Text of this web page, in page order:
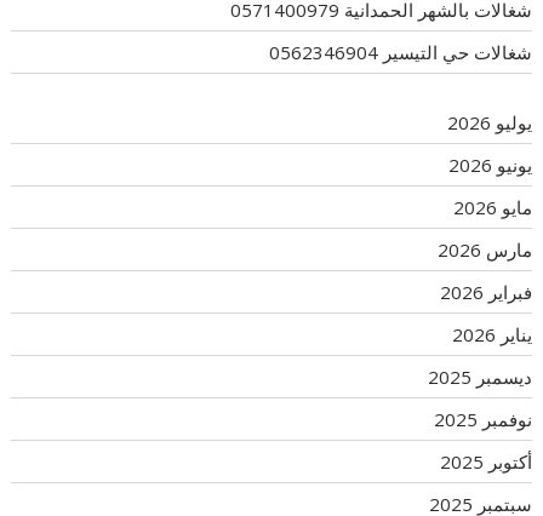
شغالات بالشهر الحمدانية 0571400979
شغالات حي التيسير 0562346904
يوليو 2026
يونيو 2026
مايو 2026
مارس 2026
فبراير 2026
يناير 2026
ديسمبر 2025
نوفمبر 2025
أكتوبر 2025
سبتمبر 2025